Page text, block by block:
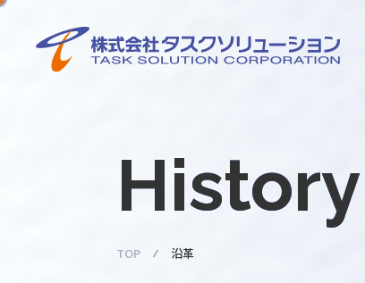
History
TOP 沿革